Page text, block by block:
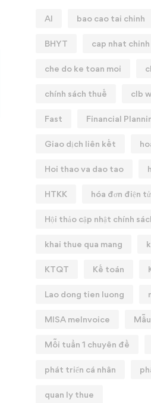
THUẾ 2025
25/02/2026
AI bao cao tai chinh
BHYT cap nhat
che do ke toan moi
chính sách thuế clb
Fast Financial
Giao dịch liên kết
Hoi thao va dao tao
HTKK hóa đơn điện tử
Hội thảo cập nhật chính
khai thue qua mang
KTQT Kế toán
Lao dong tien luong
MISA meInvoice
Mỗi tuần 1 chuyên đề
phát triển cá nhân
quan ly thue